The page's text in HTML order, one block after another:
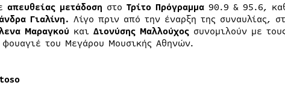
απευθείας μετάδοση στο Τρίτο Πρόγραμμα 90.9 & 95.6,
Γιαλίνη. Λίγο πριν από την έναρξη της συναυλίας,
Μαραγκού και Διονύσης Μαλλούχοςσυνομιλούν με
του Μεγάρου Μουσικής Αθηνών.